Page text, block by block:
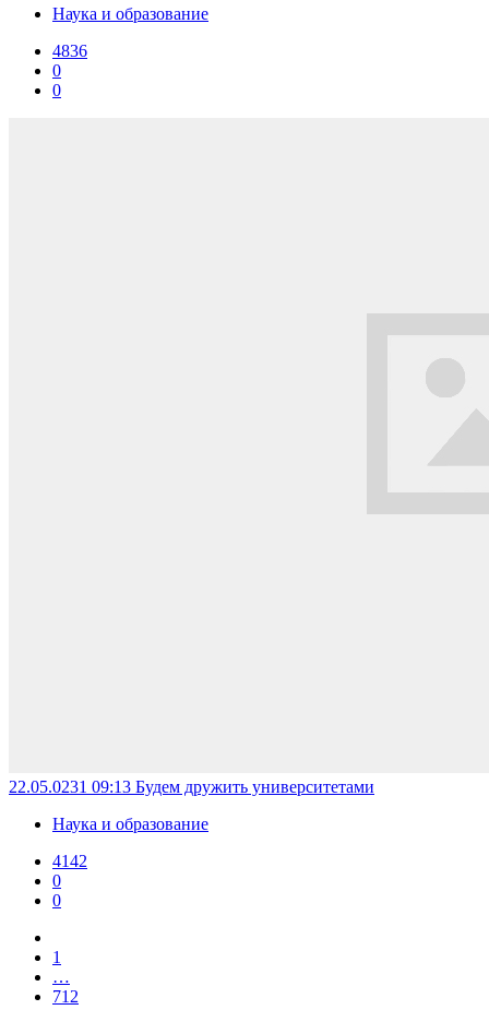
Наука и образование
4836
0
0
22.05.0231 09:13 Будем дружить университетами
Наука и образование
4142
0
0
1
…
712